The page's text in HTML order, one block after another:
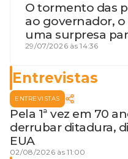
O tormento das
ao governador,
uma surpresa
terceira guerra
29/07/2026 às 14:36
Entrevistas
ENTREVISTAS
Pela 1ª vez em 70
derrubar ditadura,
EUA
02/08/2026 às 11:00